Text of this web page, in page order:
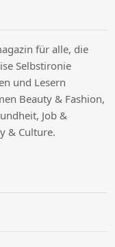
für alle, die
Selbstironie
und Lesern
Beauty & Fashion,
Job &
& Culture.